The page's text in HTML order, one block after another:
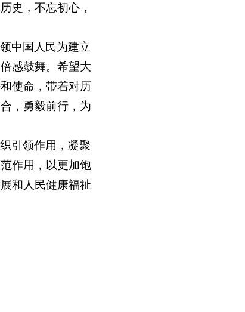
史，不忘初心，
中国人民为建立
感鼓舞。希望大
使命，带着对历
，勇毅前行，为
引领作用，凝聚
作用，以更加饱
和人民健康福祉